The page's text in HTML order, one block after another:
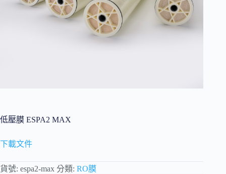
低壓膜 ESPA2 MAX
下載文件
貨號: espa2-max 分類: RO膜